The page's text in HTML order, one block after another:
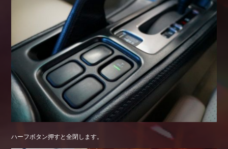
ハーフボタン押すと全閉します。